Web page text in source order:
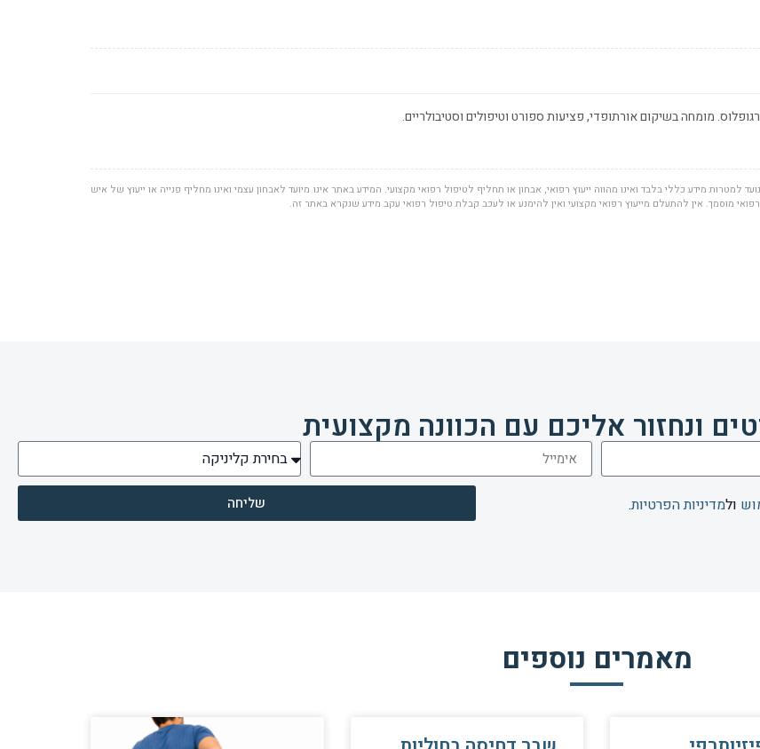
מומחה בשיקום אורתופדי, פציעות ספורט וטיפולים וסטיבולריים.
למטרות מידע כללי בלבד ואינו מהווה ייעוץ רפואי, אבחון או תחליף לטיפול רפואי מקצועי. המידע באתר אינו מיועד לאבחון עצמי ואינו מחליף פנייה או ייעוץ של איש
מוסמך. אין להתעלם מייעוץ רפואי מקצועי ואין להימנע או לעכב קבלת טיפול רפואי עקב מידע שנקרא באתר זה.
ונחזור אליכם עם הכוונה מקצועית
ולמדיניות הפרטיות. שליחה
מאמרים נוספים